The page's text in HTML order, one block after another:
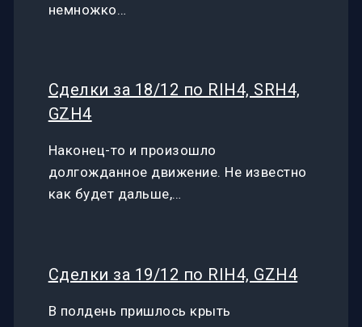
немножко…
Сделки за 18/12 по RIH4, SRH4,
GZH4
Наконец-то и произошло
долгожданное движение. Не известно
как будет дальше,…
Сделки за 19/12 по RIH4, GZH4
В полдень пришлось крыть